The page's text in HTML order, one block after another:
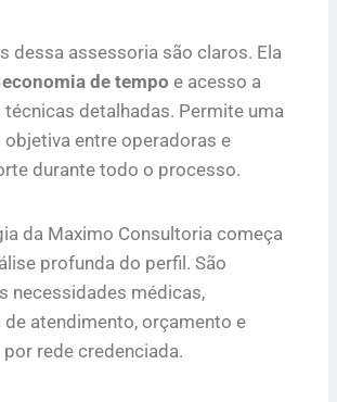
dessa assessoria são claros. Ela
economia de tempo e acesso a
detalhadas. Permite uma
entre operadoras e
durante todo o processo.
da Maximo Consultoria começa
profunda do perfil. São
necessidades médicas,
atendimento, orçamento e
rede credenciada.